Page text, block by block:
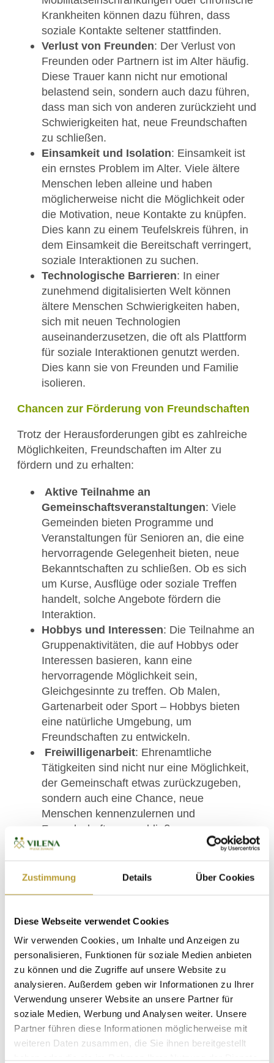
Zustimmung Details Über Cookies
Diese Webseite verwendet Cookies
Wir verwenden Cookies, um Inhalte und Anzeigen zu
personalisieren, Funktionen für soziale Medien anbieten
zu können und die Zugriffe auf unsere Website zu
analysieren. Außerdem geben wir Informationen zu Ihrer
Verwendung unserer Website an unsere Partner für
soziale Medien, Werbung und Analysen weiter. Unsere
Partner führen diese Informationen möglicherweise mit
weiteren Daten zusammen, die Sie ihnen bereitgestellt
Krankheiten können dazu führen, dass
soziale Kontakte seltener stattfinden.
Verlust von Freunden: Der Verlust von
Freunden oder Partnern ist im Alter häufig.
Diese Trauer kann nicht nur emotional
belastend sein, sondern auch dazu führen,
dass man sich von anderen zurückzieht und
Schwierigkeiten hat, neue Freundschaften
zu schließen.
Einsamkeit und Isolation: Einsamkeit ist
ein ernstes Problem im Alter. Viele ältere
Menschen leben alleine und haben
möglicherweise nicht die Möglichkeit oder
die Motivation, neue Kontakte zu knüpfen.
Dies kann zu einem Teufelskreis führen, in
dem Einsamkeit die Bereitschaft verringert,
soziale Interaktionen zu suchen.
Technologische Barrieren: In einer
zunehmend digitalisierten Welt können
ältere Menschen Schwierigkeiten haben,
sich mit neuen Technologien
auseinanderzusetzen, die oft als Plattform
für soziale Interaktionen genutzt werden.
Dies kann sie von Freunden und Familie
isolieren.
Chancen zur Förderung von Freundschaften
Trotz der Herausforderungen gibt es zahlreiche
Möglichkeiten, Freundschaften im Alter zu
fördern und zu erhalten:
Aktive Teilnahme an
Gemeinschaftsveranstaltungen: Viele
Gemeinden bieten Programme und
Veranstaltungen für Senioren an, die eine
hervorragende Gelegenheit bieten, neue
Bekanntschaften zu schließen. Ob es sich
um Kurse, Ausflüge oder soziale Treffen
handelt, solche Angebote fördern die
Interaktion.
Hobbys und Interessen: Die Teilnahme an
Gruppenaktivitäten, die auf Hobbys oder
Interessen basieren, kann eine
hervorragende Möglichkeit sein,
Gleichgesinnte zu treffen. Ob Malen,
Gartenarbeit oder Sport – Hobbys bieten
eine natürliche Umgebung, um
Freundschaften zu entwickeln.
Freiwilligenarbeit: Ehrenamtliche
Tätigkeiten sind nicht nur eine Möglichkeit,
der Gemeinschaft etwas zurückzugeben,
sondern auch eine Chance, neue
Menschen kennenzulernen und
Freundschaften zu schließen.
Gemeinsames Engagement kann die
Technologische Unterstützung: Ältere
Kommunikationsmittel wie Smartphones,
Tablets oder soziale Netzwerke zu nutzen.
Diese Technologien bieten eine Plattform,
um mit Freunden und Familie in Kontakt zu
bleiben, auch wenn physische Treffen nicht
möglich sind.
Regelmäßige Kontakte pflegen: Es ist
wichtig, aktiv Kontakte zu pflegen.
Regelmäßige Anrufe, Besuche oder